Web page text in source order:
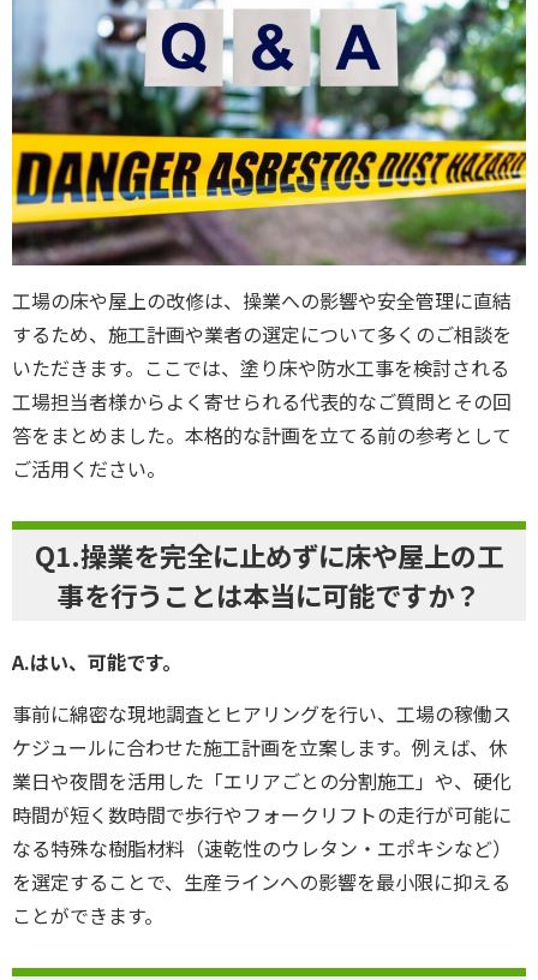
工場の床や屋上の改修は、操業への影響や安全管理に直結
するため、施工計画や業者の選定について多くのご相談を
いただきます。ここでは、塗り床や防水工事を検討される
工場担当者様からよく寄せられる代表的なご質問とその回
答をまとめました。本格的な計画を立てる前の参考として
ご活用ください。
Q1.操業を完全に止めずに床や屋上の工
事を行うことは本当に可能ですか？
A.はい、可能です。
事前に綿密な現地調査とヒアリングを行い、工場の稼働ス
ケジュールに合わせた施工計画を立案します。例えば、休
業日や夜間を活用した「エリアごとの分割施工」や、硬化
時間が短く数時間で歩行やフォークリフトの走行が可能に
なる特殊な樹脂材料（速乾性のウレタン・エポキシなど）
を選定することで、生産ラインへの影響を最小限に抑える
ことができます。